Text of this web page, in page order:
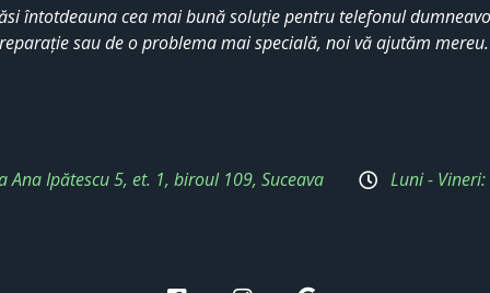
întotdeauna cea mai bună soluție pentru telefonul
sau de o problema mai specială, noi vă ajutăm
Ana Ipătescu 5, et. 1, biroul 109, Suceava Luni -